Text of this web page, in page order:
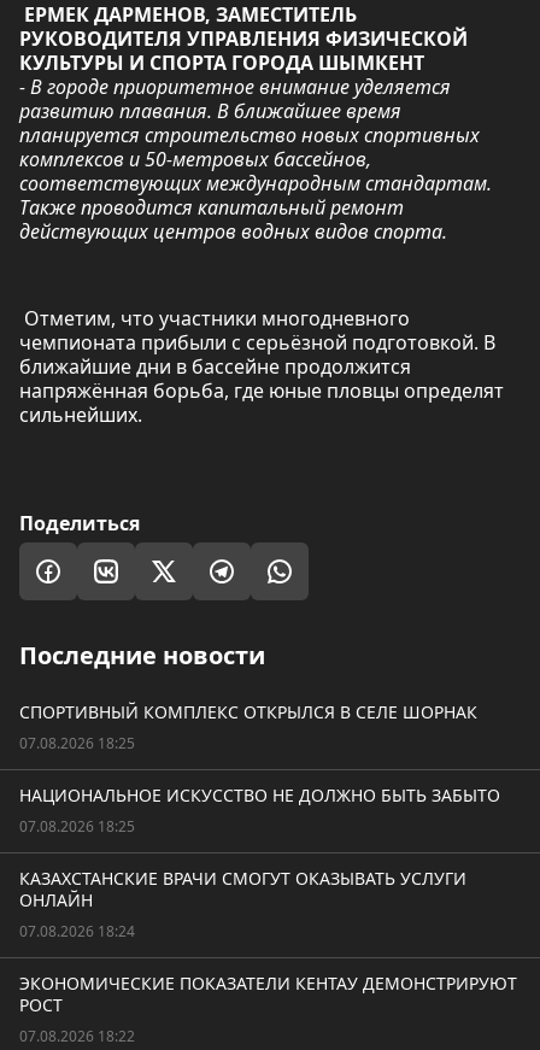
ЕРМЕК ДАРМЕНОВ, ЗАМЕСТИТЕЛЬ
РУКОВОДИТЕЛЯ УПРАВЛЕНИЯ ФИЗИЧЕСКОЙ
КУЛЬТУРЫ И СПОРТА ГОРОДА ШЫМКЕНТ
- В городе приоритетное внимание уделяется
развитию плавания. В ближайшее время
планируется строительство новых спортивных
комплексов и 50-метровых бассейнов,
соответствующих международным стандартам.
Также проводится капитальный ремонт
действующих центров водных видов спорта.
Отметим, что участники многодневного
чемпионата прибыли с серьёзной подготовкой. В
ближайшие дни в бассейне продолжится
напряжённая борьба, где юные пловцы определят
сильнейших.
Поделиться
Последние новости
СПОРТИВНЫЙ КОМПЛЕКС ОТКРЫЛСЯ В СЕЛЕ ШОРНАК
07.08.2026 18:25
НАЦИОНАЛЬНОЕ ИСКУССТВО НЕ ДОЛЖНО БЫТЬ ЗАБЫТО
07.08.2026 18:25
КАЗАХСТАНСКИЕ ВРАЧИ СМОГУТ ОКАЗЫВАТЬ УСЛУГИ
ОНЛАЙН
07.08.2026 18:24
ЭКОНОМИЧЕСКИЕ ПОКАЗАТЕЛИ КЕНТАУ ДЕМОНСТРИРУЮТ
РОСТ
07.08.2026 18:22